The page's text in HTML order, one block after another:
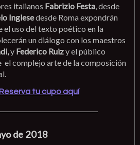
italianos Fabrizio Festa , desde
Inglesedesde Roma expondrán
el uso del texto poético en la
un diálogo con los maestros
y Federico Ruizy el público
el complejo arte de la composición
Reserva tu cupo aquí
de 2018